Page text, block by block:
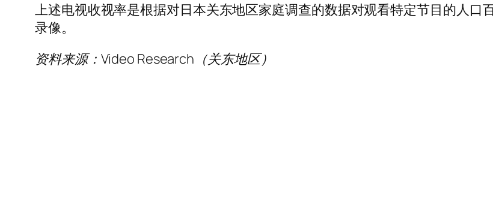
上述电视收视率是根据对日本关东地区家庭调查的数据对观看特定节目的人口
录像。
资料来源：Video Research（关东地区）